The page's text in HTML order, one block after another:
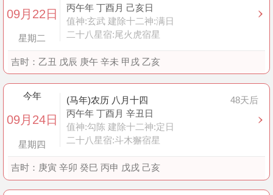
09月22日
星期二
丙午年 丁酉月 己亥日
值神:玄武 建除十二神:满日
二十八星宿:尾火虎宿星
吉时： 乙丑 戊辰 庚午 辛未 甲戌 乙亥
今年
09月24日
星期四
(马年)农历 八月十四
48天后
丙午年 丁酉月 辛丑日
值神:勾陈 建除十二神:定日
二十八星宿:斗木獬宿星
吉时： 庚寅 辛卯 癸巳 丙申 戊戌 己亥